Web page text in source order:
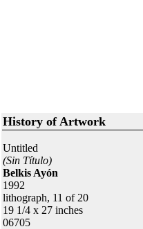
History of Artwork
Untitled
(Sin Título)
Belkis Ayón
1992
lithograph, 11 of 20
19 1/4 x 27 inches
06705